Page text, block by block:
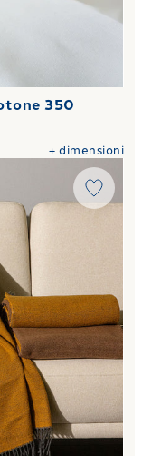
350
+dimensioni
Misto Lana"